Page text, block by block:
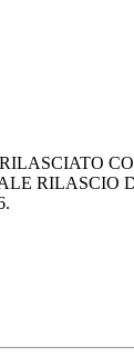
RILASCIO